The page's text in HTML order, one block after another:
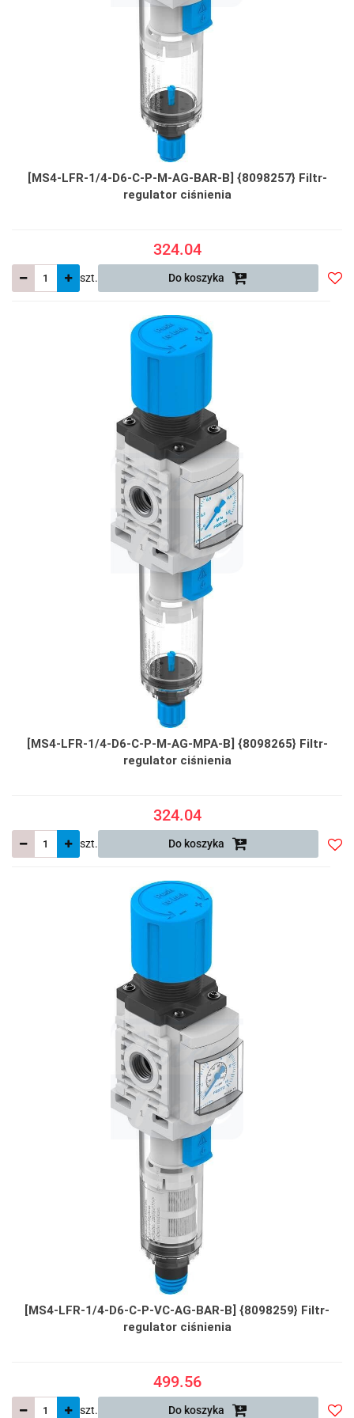
[MS4-LFR-1/4-D6-C-P-M-AG-BAR-B] {8098257} Filtr-
regulator ciśnienia
324.04
szt. Do koszyka
[MS4-LFR-1/4-D6-C-P-M-AG-MPA-B] {8098265} Filtr-
regulator ciśnienia
324.04
szt. Do koszyka
[MS4-LFR-1/4-D6-C-P-VC-AG-BAR-B] {8098259} Filtr-
regulator ciśnienia
499.56
szt. Do koszyka